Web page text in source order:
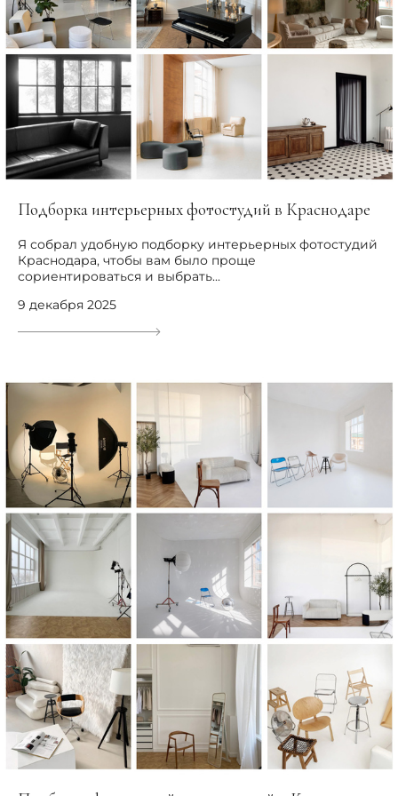
Подборка интерьерных фотостудий в Краснодаре
Я собрал удобную подборку интерьерных фотостудий
Краснодара, чтобы вам было проще
сориентироваться и выбрать...
9 декабря 2025